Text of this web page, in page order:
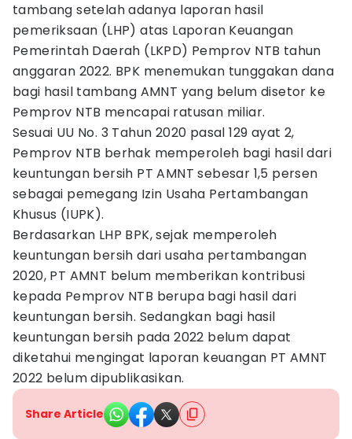
tambang setelah adanya laporan hasil
pemeriksaan (LHP) atas Laporan Keuangan
Pemerintah Daerah (LKPD) Pemprov NTB tahun
anggaran 2022. BPK menemukan tunggakan dana
bagi hasil tambang AMNT yang belum disetor ke
Pemprov NTB mencapai ratusan miliar.
Sesuai UU No. 3 Tahun 2020 pasal 129 ayat 2,
Pemprov NTB berhak memperoleh bagi hasil dari
keuntungan bersih PT AMNT sebesar 1,5 persen
sebagai pemegang Izin Usaha Pertambangan
Khusus (IUPK).
Berdasarkan LHP BPK, sejak memperoleh
keuntungan bersih dari usaha pertambangan
2020, PT AMNT belum memberikan kontribusi
kepada Pemprov NTB berupa bagi hasil dari
keuntungan bersih. Sedangkan bagi hasil
keuntungan bersih pada 2022 belum dapat
diketahui mengingat laporan keuangan PT AMNT
2022 belum dipublikasikan.
Share Article